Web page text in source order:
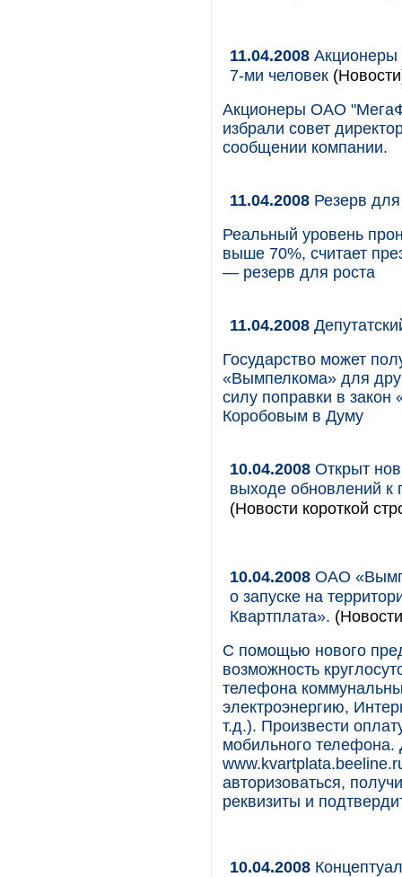
11.04.2008 Акционеры
7-ми человек
Акционеры ОАО
избрали совет
сообщении компании.
11.04.2008 Резерв
Реальный уровень
выше 70%, считает
— резерв для роста
11.04.2008
Государство может
«Вымпелкома» для
силу поправки в
Коробовым в Думу
10.04.2008 Открыт
выходе обновлений к
(Новости короткой
10.04.2008 ОАО
о запуске на
Квартплата».
С помощью нового
возможность
телефона
электроэнергию,
т.д.). Произвести
мобильного телефона.
авторизоваться,
реквизиты и
10.04.2008